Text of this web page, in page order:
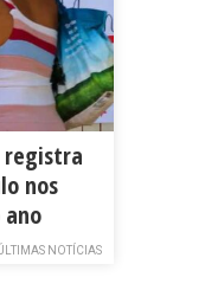
registra
nos
ÚLTIMAS NOTÍCIAS